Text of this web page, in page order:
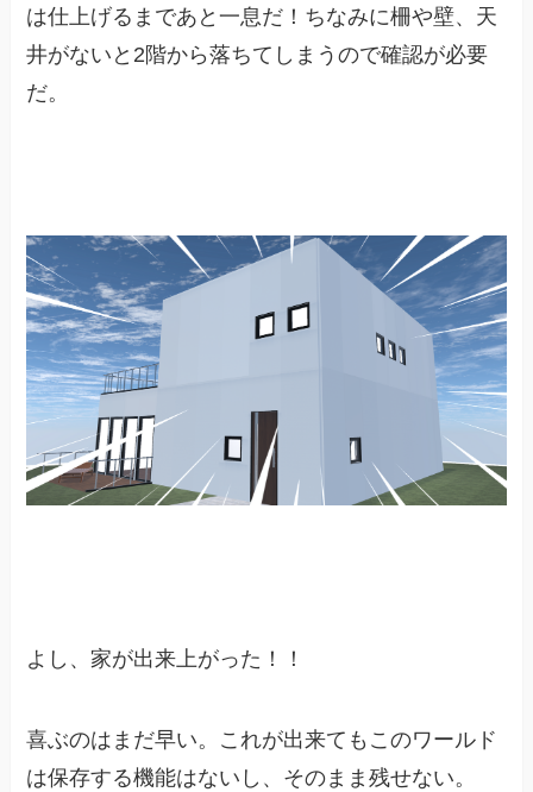
は仕上げるまであと一息だ！ちなみに柵や壁、天
井がないと2階から落ちてしまうので確認が必要
だ。
よし、家が出来上がった！！
喜ぶのはまだ早い。これが出来てもこのワールド
は保存する機能はないし、そのまま残せない。